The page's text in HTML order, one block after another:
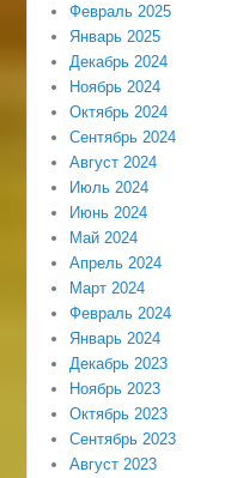
Февраль 2025
Январь 2025
Декабрь 2024
Ноябрь 2024
Октябрь 2024
Сентябрь 2024
Август 2024
Июль 2024
Июнь 2024
Май 2024
Апрель 2024
Март 2024
Февраль 2024
Январь 2024
Декабрь 2023
Ноябрь 2023
Октябрь 2023
Сентябрь 2023
Август 2023